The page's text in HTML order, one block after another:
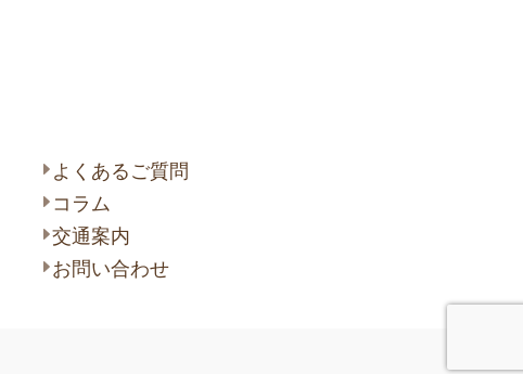
よくあるご質問
コラム
交通案内
お問い合わせ